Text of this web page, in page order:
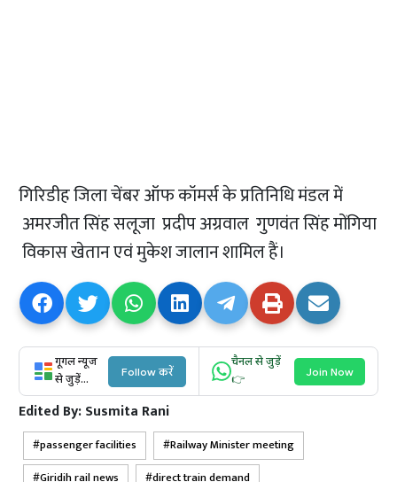
गिरिडीह जिला चेंबर ऑफ कॉमर्स के प्रतिनिधि मंडल में
अमरजीत सिंह सलूजा प्रदीप अग्रवाल गुणवंत सिंह मोंगिया
विकास खेतान एवं मुकेश जालान शामिल हैं।
गूगल न्यूज
से जुड़ें...
Follow करें
चैनल से जुड़ें
👉
Join Now
Edited By:Susmita Rani
passenger facilities
Railway Minister meeting
Giridih rail news
direct train demand